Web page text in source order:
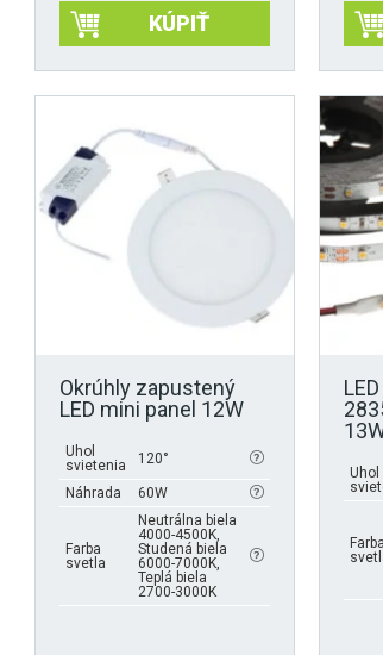
KÚPIŤ
viacero
variantov.
Možnosti
si
môžete
vybrať
má
si
Okrúhly zapustený
LED mini panel 12W
Uhol
svietenia
120°
Náhrada 60W
Farba
svetla
Neutrálna biela
4000-4500K,
Studená biela
6000-7000K,
Teplá biela
2700-3000K
Uhol
Farba